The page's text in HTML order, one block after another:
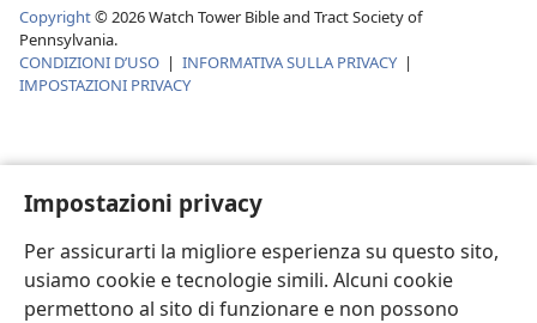
Impostazioni privacy
Per assicurarti la migliore esperienza su questo sito,
usiamo cookie e tecnologie simili. Alcuni cookie
permettono al sito di funzionare e non possono
Copyright© 2026Watch Tower Bible and Tract Society of
Pennsylvania.
CONDIZIONI D’USO | INFORMATIVA SULLA PRIVACY |
IMPOSTAZIONI PRIVACY